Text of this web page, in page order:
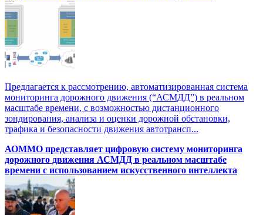
Предлагается к рассмотрению, автоматизированная система
мониторинга дорожного движения (“АСМДД”) в реальном
масштабе времени, с возможностью дистанционного
зондирования, анализа и оценки дорожной обстановки,
трафика и безопасности движения автотрансп...
АОММО представляет цифровую cистему мониторинга
дорожного движения АСМДД в реальном масштабе
времени с использованием искусственного интеллекта